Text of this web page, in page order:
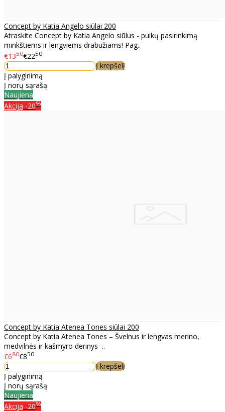
Concept by Katia Angelo siūlai 200
Atraskite Concept by Katia Angelo siūlus - puikų pasirinkimą
minkštiems ir lengviems drabužiams! Pag..
€1350€2250
Į krepšelį
Į palyginimą
Į norų sąrašą
Naujiena
Akcija -20%
Concept by Katia Atenea Tones siūlai 200
Concept by Katia Atenea Tones – Švelnus ir lengvas merino,
medvilnės ir kašmyro derinys ..
€680€850
Į krepšelį
Į palyginimą
Į norų sąrašą
Naujiena
Akcija -20%